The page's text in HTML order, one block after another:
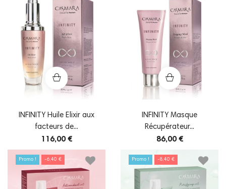
INFINITY Huile Elixir aux
facteurs de...
116,00 €
INFINITY Masque
Récupérateur...
86,00 €
Promo ! -6,40 € Promo ! -8,40 €